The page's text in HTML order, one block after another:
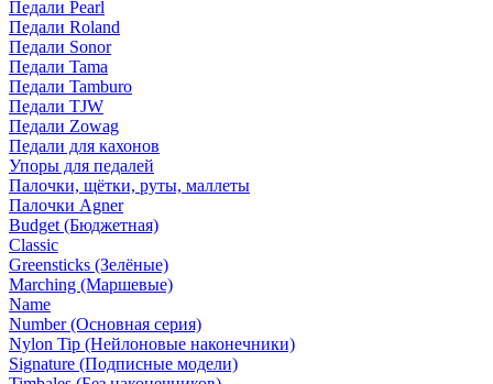
Педали Pearl
Педали Roland
Педали Sonor
Педали Tama
Педали Tamburo
Педали TJW
Педали Zowag
Педали для кахонов
Упоры для педалей
Палочки, щётки, руты, маллеты
Палочки Agner
Budget (Бюджетная)
Classic
Greensticks (Зелёные)
Marching (Маршевые)
Name
Number (Основная серия)
Nylon Tip (Нейлоновые наконечники)
Signature (Подписные модели)